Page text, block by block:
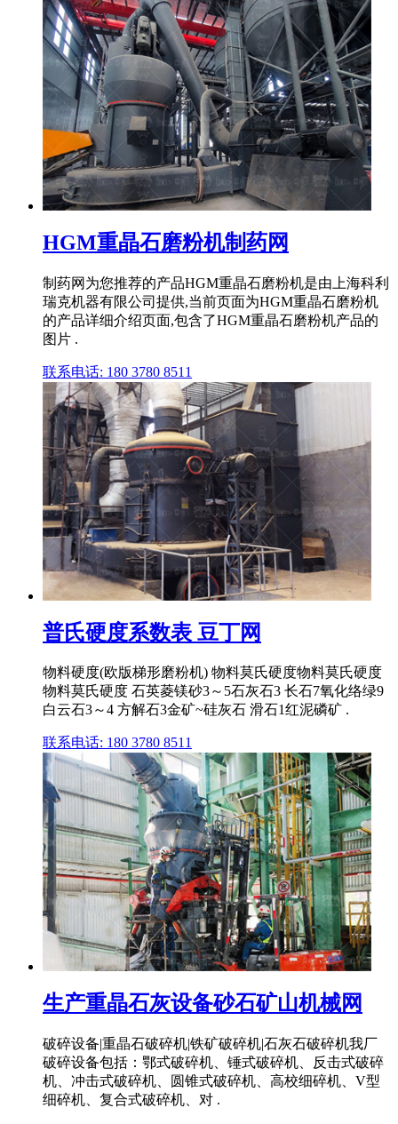
HGM重晶石磨粉机制药网
制药网为您推荐的产品HGM重晶石磨粉机是由上海科利
瑞克机器有限公司提供,当前页面为HGM重晶石磨粉机
的产品详细介绍页面,包含了HGM重晶石磨粉机产品的
图片 .
联系电话: 180 3780 8511
普氏硬度系数表 豆丁网
物料硬度(欧版梯形磨粉机) 物料莫氏硬度物料莫氏硬度
物料莫氏硬度 石英菱镁砂3～5石灰石3 长石7氧化络绿9
白云石3～4 方解石3金矿~硅灰石 滑石1红泥磷矿 .
联系电话: 180 3780 8511
生产重晶石灰设备砂石矿山机械网
破碎设备|重晶石破碎机|铁矿破碎机|石灰石破碎机我厂
破碎设备包括：鄂式破碎机、锤式破碎机、反击式破碎
机、冲击式破碎机、圆锥式破碎机、高校细碎机、V型
细碎机、复合式破碎机、对 .